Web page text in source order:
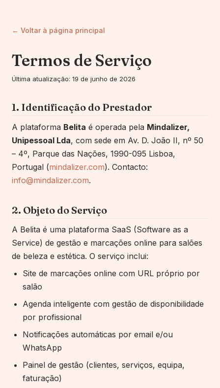
← Voltar à página principal
Termos de Serviço
Última atualização: 19 de junho de 2026
1. Identificação do Prestador
A plataforma Belita é operada pela Mindalizer,
Unipessoal Lda, com sede em Av. D. João II, nº 50
– 4º, Parque das Nações, 1990-095 Lisboa,
Portugal (mindalizer.com). Contacto:
info@mindalizer.com.
2. Objeto do Serviço
A Belita é uma plataforma SaaS (Software as a
Service) de gestão e marcações online para salões
de beleza e estética. O serviço inclui:
Site de marcações online com URL próprio por
salão
Agenda inteligente com gestão de disponibilidade
por profissional
Notificações automáticas por email e/ou
WhatsApp
Painel de gestão (clientes, serviços, equipa,
faturação)